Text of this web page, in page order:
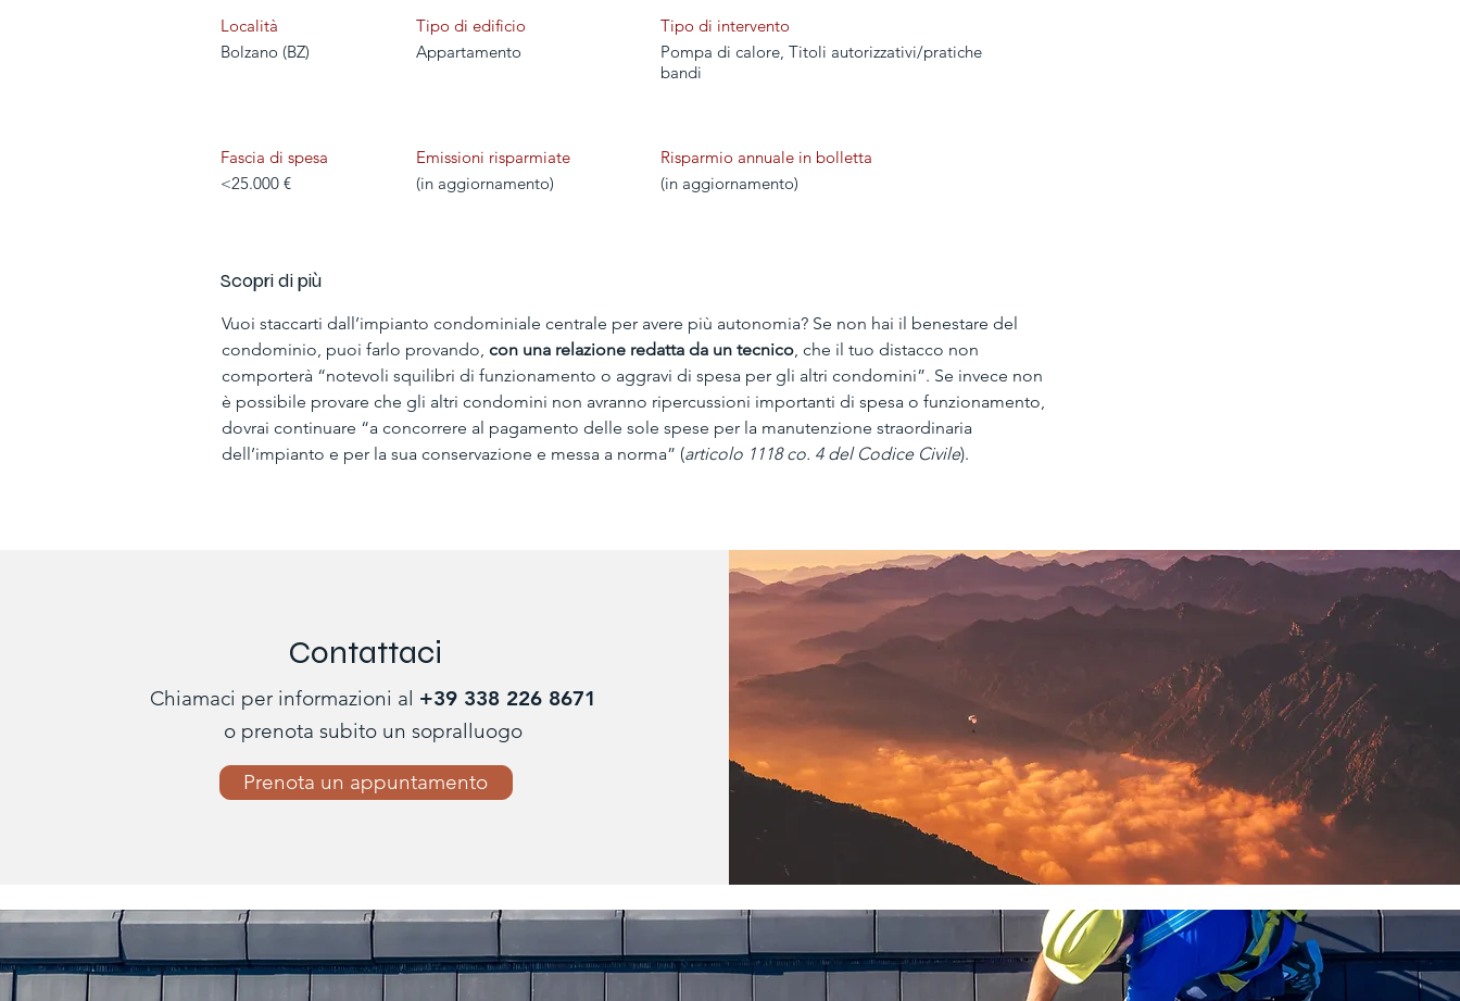
Località
Bolzano (BZ)
Tipo di edificio
Appartamento
Tipo di intervento
Pompa di calore, Titoli autorizzativi/pratiche
bandi
Fascia di spesa
<25.000 €
Emissioni risparmiate
(in aggiornamento)
Risparmio annuale in bolletta
(in aggiornamento)
Scopri di più
Vuoi staccarti dall’impianto condominiale centrale per avere più autonomia? Se non hai il benestare del
condominio, puoi farlo provando, con una relazione redatta da un tecnico, che il tuo distacco non
comporterà “notevoli squilibri di funzionamento o aggravi di spesa per gli altri condomini”. Se invece non
è possibile provare che gli altri condomini non avranno ripercussioni importanti di spesa o funzionamento,
dovrai continuare “a concorrere al pagamento delle sole spese per la manutenzione straordinaria
dell’impianto e per la sua conservazione e messa a norma” (articolo 1118 co. 4 del Codice Civile).
Contattaci
Chiamaci per informazioni al +39 338 226 8671
o prenota subito un sopralluogo
Prenota un appuntamento